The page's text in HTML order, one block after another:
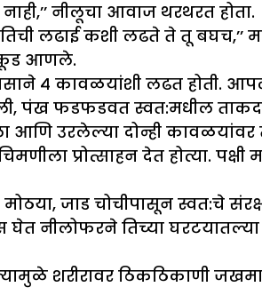
नीलूचा आवाज थरथरत होता.
लढाई कशी लढते ते तू
आणले.
४ कावळयांशी लढत होती.
पंख फडफडवत स्वत:मधील ताकद
उरलेल्या दोन्ही कावळयांवर
प्रोत्साहन देत होत्या.
मोठया, जाड चोचीपासून स्वत:चे
नीलोफरने तिच्या घरटयातल्या
शरीरावर ठिकठिकाणी